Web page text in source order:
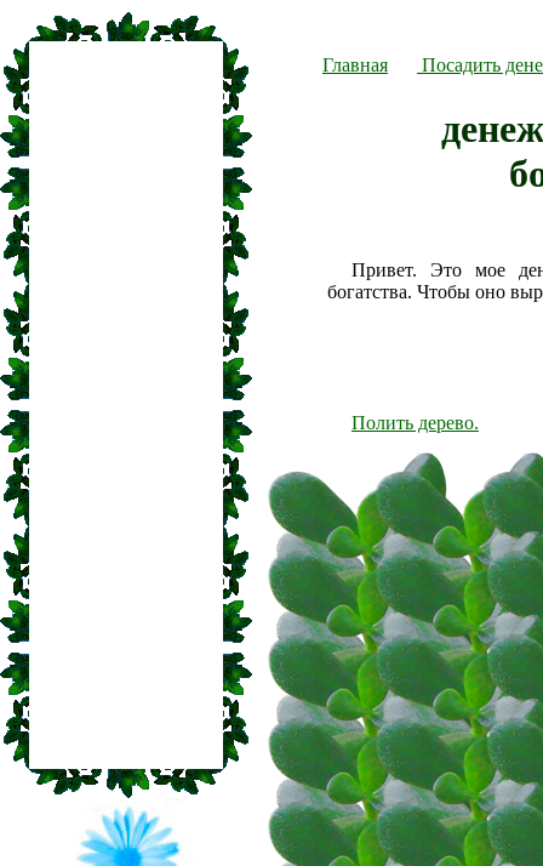
Главная Посадить
Привет. Это мое
богатства. Чтобы оно
Полить дерево.